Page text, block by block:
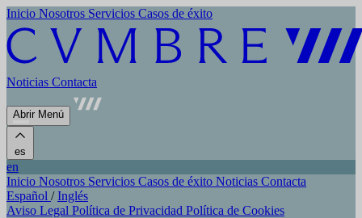
Inicio Nosotros Servicios Casos de éxito
Noticias Contacta
Abrir Menú
es
en
Inicio Nosotros Servicios Casos de éxito Noticias Contacta
Español /Inglés
Aviso Legal Política de Privacidad Política de Cookies